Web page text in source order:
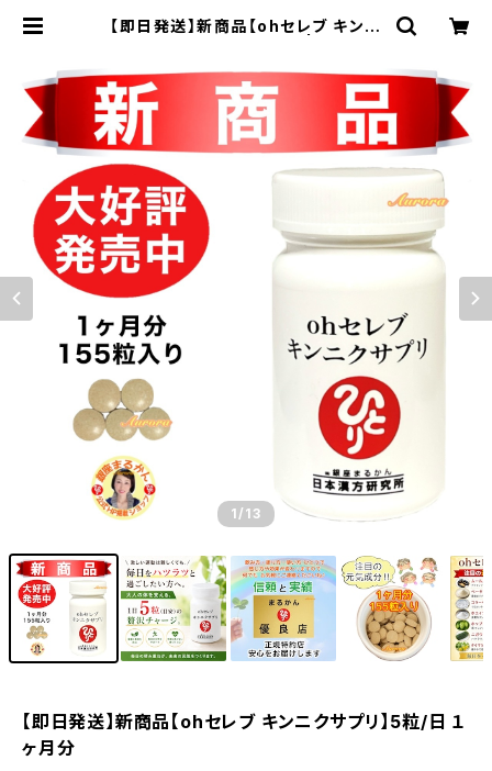
【即日発送】新商品【ohセレブ キンニ
1 /13
【即日発送】新商品【ohセレブ キンニクサプリ】5粒/日 １
ヶ月分